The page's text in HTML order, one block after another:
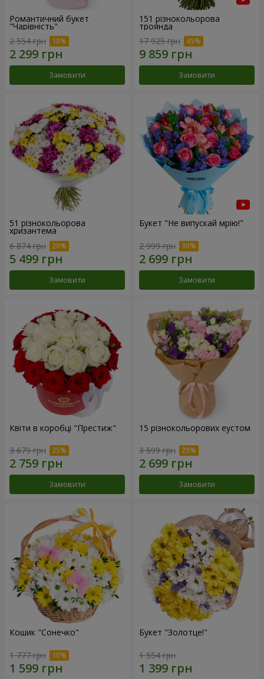
Романтичний букет
"Чарівність"
2 554 грн
Замовити
151 різнокольорова
троянда
17 925 грн
Замовити
51 різнокольорова
хризантема
6 874 грн
Замовити
Букет "Не випускай мрію!"
2 999 грн
Замовити
Квіти в коробці "Престиж"
3 679 грн
Замовити
15 різнокольорових еустом
3 599 грн
Замовити
Кошик "Сонечко"
1 777 грн
Букет "Золотце!"
1 554 грн